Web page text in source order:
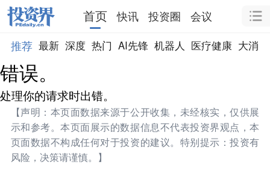
首页 快讯 投资圈
会议
推荐 最新 深度 热门 AI先锋 机器人 医疗健康 大消费
错误。
处理你的请求时出错。
【声明：本页面数据来源于公开收集，未经核实，仅供展
示和参考。本页面展示的数据信息不代表投资界观点，本
页面数据不构成任何对于投资的建议。特别提示：投资有
风险，决策请谨慎。】